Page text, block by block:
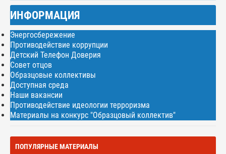
ИНФОРМАЦИЯ
Энергосбережение
Противодействие коррупции
Детский Телефон Доверия
Совет отцов
Образцовые коллективы
Доступная среда
Наши вакансии
Противодействие идеологии терроризма
Материалы на конкурс "Образцовый коллектив"
ПОПУЛЯРНЫЕ МАТЕРИАЛЫ